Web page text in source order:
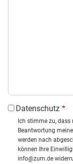
Datenschutz
Ich stimme zu,
Beantwortung
werden nach
können Ihre
info@zum.de